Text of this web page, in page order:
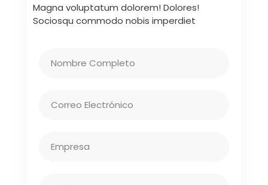
Magna voluptatum dolorem! Dolores!
Sociosqu commodo nobis imperdiet